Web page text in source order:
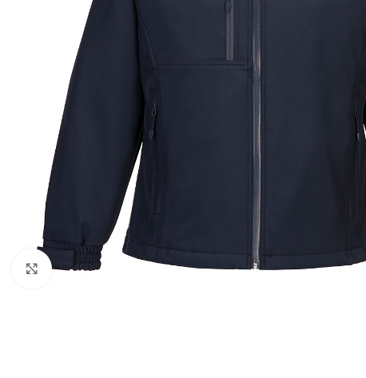
Kattintson a nagyításhoz